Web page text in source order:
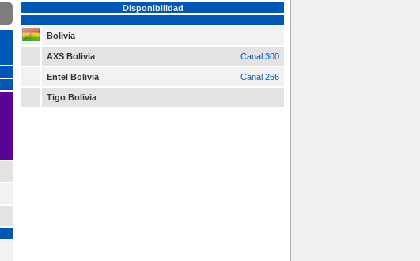
Disponibilidad
Bolivia
AXS Bolivia Canal 300
Entel Bolivia Canal 266
Tigo Bolivia